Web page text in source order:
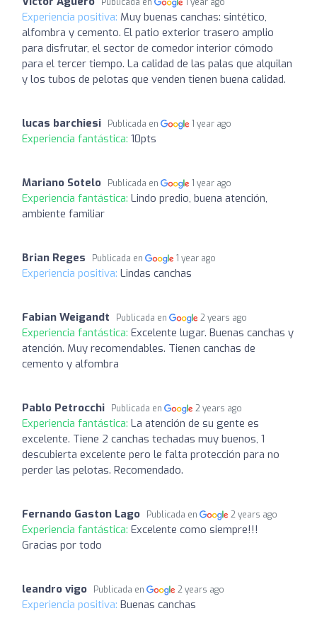
Experiencia positiva: Muy buenas canchas: sintético,
alfombra y cemento. El patio exterior trasero amplio
para disfrutar, el sector de comedor interior cómodo
para el tercer tiempo. La calidad de las palas que alquilan
y los tubos de pelotas que venden tienen buena calidad.
lucas barchiesi Publicada en 1 year ago
Experiencia fantástica: 10pts
Mariano Sotelo Publicada en 1 year ago
Experiencia fantástica: Lindo predio, buena atención,
ambiente familiar
Brian Reges Publicada en 1 year ago
Experiencia positiva: Lindas canchas
Fabian Weigandt Publicada en 2 years ago
Experiencia fantástica: Excelente lugar. Buenas canchas y
atención. Muy recomendables. Tienen canchas de
cemento y alfombra
Pablo Petrocchi Publicada en 2 years ago
Experiencia fantástica: La atención de su gente es
excelente. Tiene 2 canchas techadas muy buenos, 1
descubierta excelente pero le falta protección para no
perder las pelotas. Recomendado.
Fernando Gaston Lago Publicada en 2 years ago
Experiencia fantástica: Excelente como siempre!!!
Gracias por todo
leandro vigo Publicada en 2 years ago
Experiencia positiva: Buenas canchas